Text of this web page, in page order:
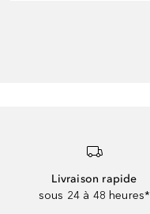
Livraison rapide
sous 24 à 48 heures*